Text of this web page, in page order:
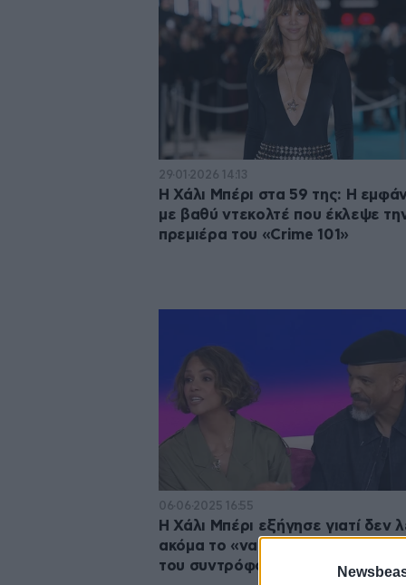
29·01·2026 14:13
Η Χάλι Μπέρι στα 59 της: Η
με βαθύ ντεκολτέ που έκλεψε
πρεμιέρα του «Crime 101»
06·06·2025 16:55
Η Χάλι Μπέρι εξήγησε γιατί δεν
ακόμα το «ναι» στην πρόταση
του συντρόφου της